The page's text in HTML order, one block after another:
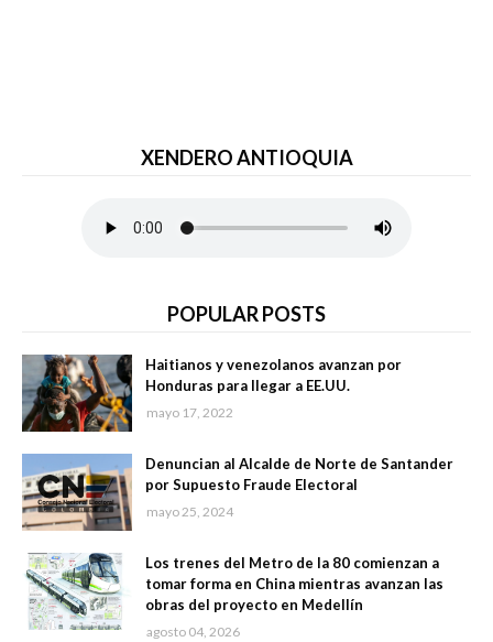
XENDERO ANTIOQUIA
POPULAR POSTS
Haitianos y venezolanos avanzan por
Honduras para llegar a EE.UU.
mayo 17, 2022
Denuncian al Alcalde de Norte de Santander
por Supuesto Fraude Electoral
mayo 25, 2024
Los trenes del Metro de la 80 comienzan a
tomar forma en China mientras avanzan las
obras del proyecto en Medellín
agosto 04, 2026